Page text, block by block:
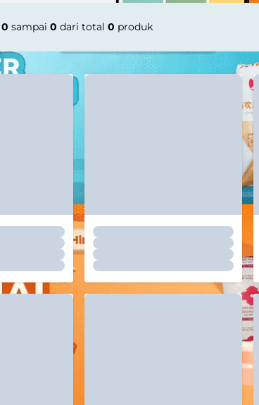
0 sampai 0 dari total 0 produk